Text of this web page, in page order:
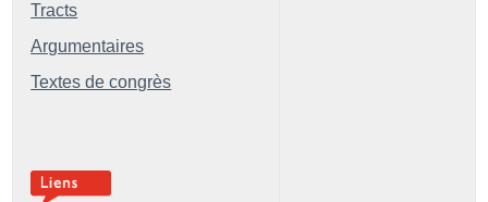
Tracts
Argumentaires
Textes de congrès